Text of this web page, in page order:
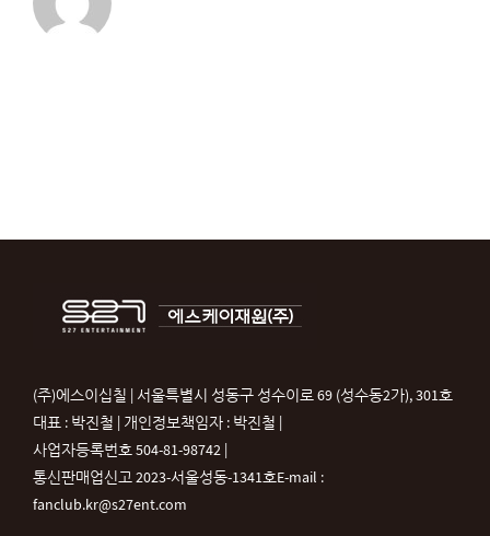
(주)에스이십칠 | 서울특별시 성동구 성수이로 69 (성수동2가), 301호
대표 : 박진철 | 개인정보책임자 : 박진철 |
사업자등록번호 504-81-98742 |
통신판매업신고 2023-서울성동-1341호E-mail :
fanclub.kr@s27ent.com